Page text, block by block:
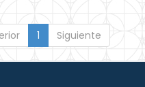
1 Siguiente